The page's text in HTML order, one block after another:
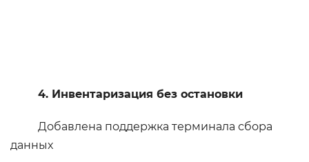
4. Инвентаризация без остановки
Добавлена поддержка терминала сбора
данных